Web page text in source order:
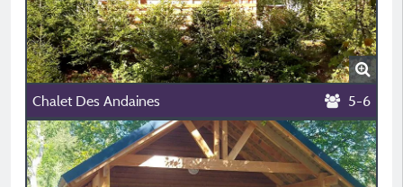
Chalet Des Andaines 5-6